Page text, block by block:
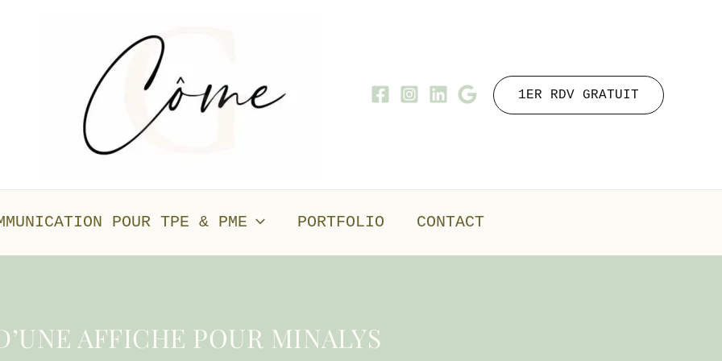
1ER RDV GRATUIT
POUR TPE & PME PORTFOLIO CONTACT
AFFICHE POUR MINALYS